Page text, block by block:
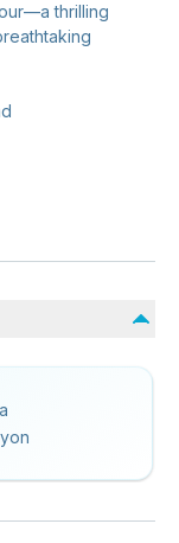
thrilling